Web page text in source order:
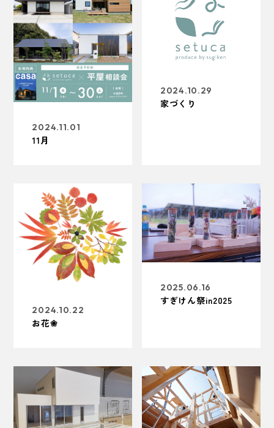
2024.11.01
11月
2024.10.29
家づくり
2024.10.22
お花❀
2025.06.16
すぎけん祭in2025